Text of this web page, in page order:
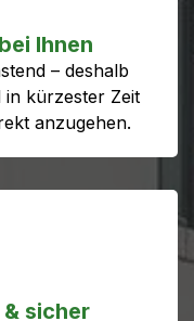
Ihnen
– deshalb
kürzester Zeit
anzugehen.
sicher